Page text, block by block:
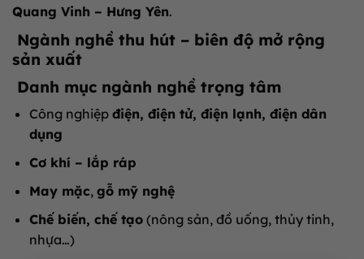
Quang Vinh – Hưng Yên.
Ngành nghề thu hút – biên độ mở rộng
sản xuất
Danh mục ngành nghề trọng tâm
Công nghiệp điện, điện tử, điện lạnh, điện dân
dụng
Cơ khí – lắp ráp
May mặc, gỗ mỹ nghệ
Chế biến, chế tạo(nông sản, đồ uống, thủy tinh,
nhựa…)